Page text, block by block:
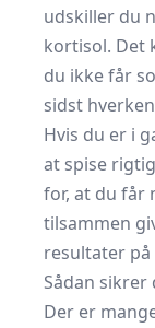
udskiller du
kortisol. Det
du ikke får
sidst
Hvis du er i
at spise
for, at du får
tilsammen
resultater
Sådan sikrer
Der er